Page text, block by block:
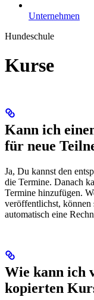
Unternehmen
Hundeschule
Kurse
Kann ich
für neue
Ja, Du kannst den
die Termine. Danach
Termine hinzufügen.
veröffentlichst, können
automatisch eine
Wie kann ich
kopierten